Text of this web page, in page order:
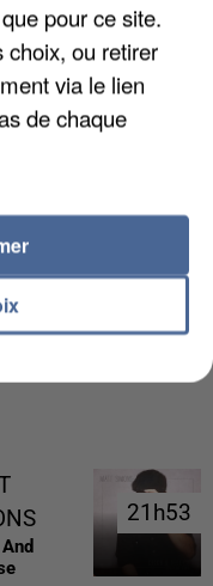
PAR UNE
21h53
21h53
pour ce site.
choix, ou retirer
via le lien
de chaque